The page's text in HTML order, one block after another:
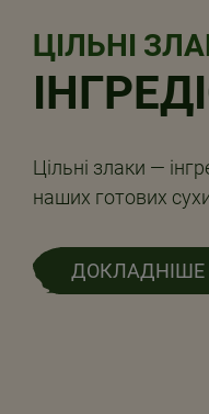
ЦІЛЬНІ
Цільні злаки —
наших готових
ДОКЛАДНІШЕ